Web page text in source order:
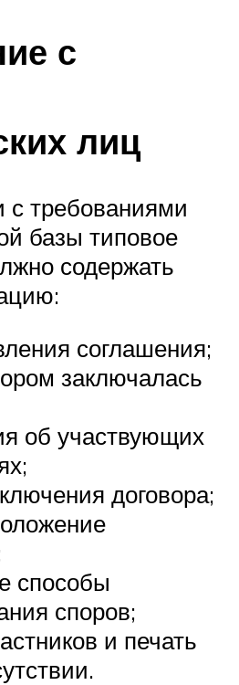
с
лиц
с требованиями
базы типовое
содержать
соглашения;
заключалась
об участвующих
договора;
способы
споров;
и печать